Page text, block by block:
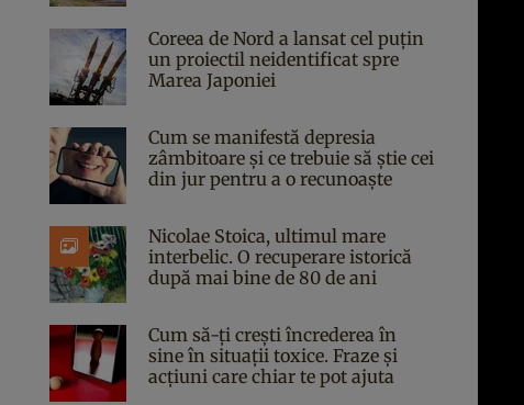
Coreea de Nord a lansat cel puțin
un proiectil neidentificat spre
Marea Japoniei
Cum se manifestă depresia
zâmbitoare și ce trebuie să știe cei
din jur pentru a o recunoaște
Nicolae Stoica, ultimul mare
interbelic. O recuperare istorică
după mai bine de 80 de ani
Cum să-ți crești încrederea în
sine în situații toxice. Fraze și
acțiuni care chiar te pot ajuta